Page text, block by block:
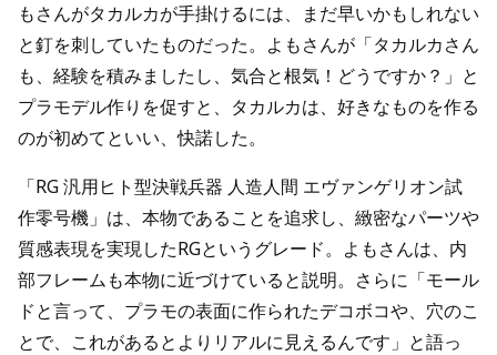
もさんがタカルカが手掛けるには、まだ早いかもしれない
と釘を刺していたものだった。よもさんが「タカルカさん
も、経験を積みましたし、気合と根気！どうですか？」と
プラモデル作りを促すと、タカルカは、好きなものを作る
のが初めてといい、快諾した。
「RG 汎用ヒト型決戦兵器 人造人間 エヴァンゲリオン試
作零号機」は、本物であることを追求し、緻密なパーツや
質感表現を実現したRGというグレード。よもさんは、内
部フレームも本物に近づけていると説明。さらに「モール
ドと言って、プラモの表面に作られたデコボコや、穴のこ
とで、これがあるとよりリアルに見えるんです」と語っ